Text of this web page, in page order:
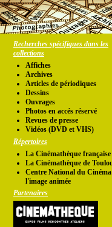
Recherches spécifiques dans les
collections
Affiches
Archives
Articles de périodiques
Dessins
Ouvrages
Photos en accés réservé
Revues de presse
Vidéos (DVD et VHS)
Répertoires
La Cinémathèque française
La Cinémathèque de
Centre National du Cinéma
l'image animée
Partenaires